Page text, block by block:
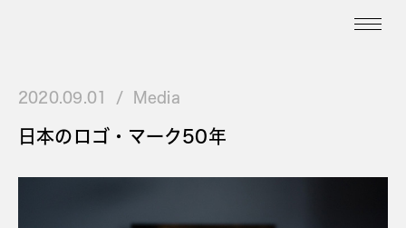
2020.09.01 Media
日本のロゴ・マーク50年